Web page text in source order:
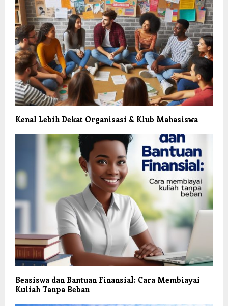
Kenal Lebih Dekat Organisasi & Klub Mahasiswa
Beasiswa dan Bantuan Finansial: Cara Membiayai
Kuliah Tanpa Beban